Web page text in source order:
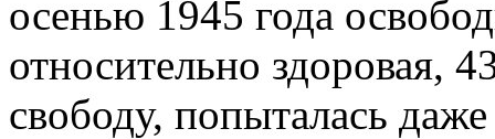
осенью 1945 года
относительно здоровая,
свободу, попыталась